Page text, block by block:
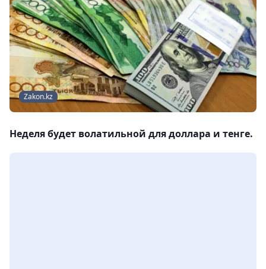
Zakon.kz
Неделя будет волатильной для доллара и тенге.